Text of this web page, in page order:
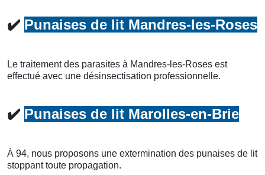
✔️ Punaises de lit Mandres-les-Roses
Le traitement des parasites à Mandres-les-Roses est
effectué avec une désinsectisation professionnelle.
✔️ Punaises de lit Marolles-en-Brie
À 94, nous proposons une extermination des punaises de lit
stoppant toute propagation.